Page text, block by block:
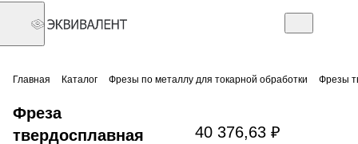
Главная Каталог Фрезы по металлу для токарной обработки Фрезы
Фреза
твердосплавная
40 376,63 ₽